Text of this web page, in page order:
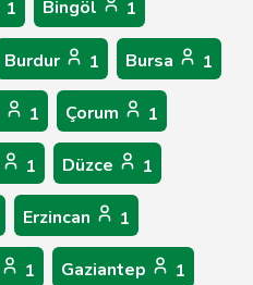
1 Bingöl 1
Burdur 1 Bursa 1
1 Çorum 1
1 Düzce 1
Erzincan 1
1 Gaziantep 1